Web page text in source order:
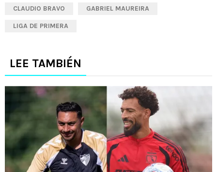
CLAUDIO BRAVO GABRIEL MAUREIRA
LIGA DE PRIMERA
LEE TAMBIÉN